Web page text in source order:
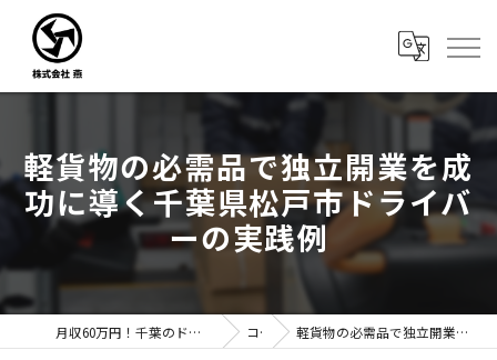
軽貨物の必需品で独立開業を成
功に導く千葉県松戸市ドライバ
ーの実践例
月収60万円！千葉のドライバー転職なら株式会社燕｜未経験歓迎 コラム 軽貨物の必需品で独立開業を成功に導く千葉県松戸市ドライバーの実践例